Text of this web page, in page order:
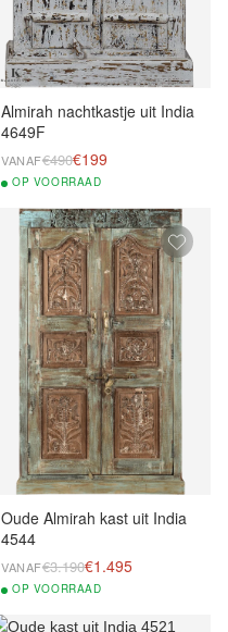
Almirah nachtkastje uit India
4649F
VANAF€490€199
OP VOORRAAD
Oude Almirah kast uit India
4544
VANAF€3.190€1.495
OP VOORRAAD